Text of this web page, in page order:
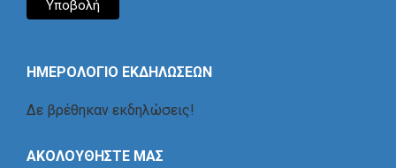
ΗΜΕΡΟΛΟΓΙΟ ΕΚΔΗΛΩΣΕΩΝ
Δε βρέθηκαν εκδηλώσεις!
ΑΚΟΛΟΥΘΗΣΤΕ ΜΑΣ